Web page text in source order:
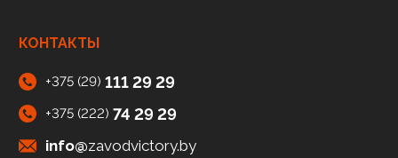
КОНТАКТЫ
+375 (29) 111 29 29
+375 (222) 74 29 29
info@zavodvictory.by